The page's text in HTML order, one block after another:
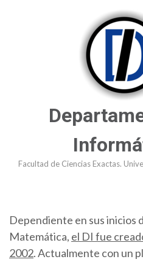
Facultad de Ciencias Exactas.
Dependiente en sus inicios
Matemática, el DI fue
2002. Actualmente con un